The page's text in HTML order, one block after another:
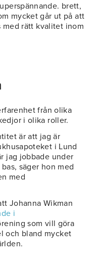
brett,
mycket går ut på att
med rätt kvalitet inom
från olika
i olika roller.
är att jag är
i Lund
jag jobbade under
säger hon med
med
Johanna Wikman
i
som vill göra
och bland mycket